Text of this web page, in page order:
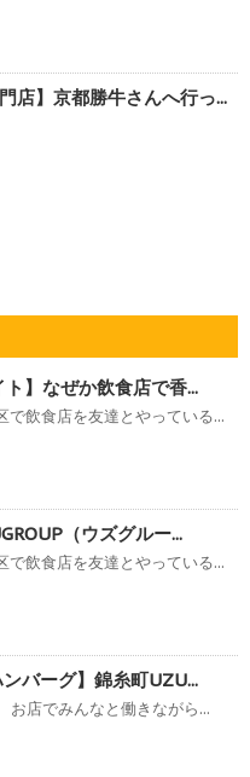
店】京都勝牛さんへ行っ...
ト】なぜか飲食店で香...
飲食店を友達とやっている...
（ウズグルー...
飲食店を友達とやっている...
ンバーグ】錦糸町UZU...
店でみんなと働きながら...